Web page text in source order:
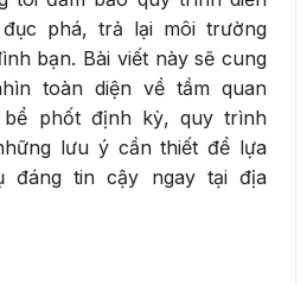
phá, trả lại môi trường
bạn. Bài viết này sẽ cung
toàn diện về tầm quan
phốt định kỳ, quy trình
lưu ý cần thiết để lựa
đáng tin cậy ngay tại địa